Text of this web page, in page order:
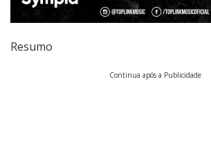
Resumo
Continua após a Publicidade